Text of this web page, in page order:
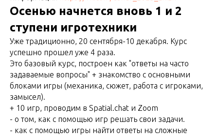
Осенью начнется вновь 1 и 2
ступени игротехники
Уже традиционно, 20 сентября-10 декабря. Курс
успешно прошел уже 4 раза.
Это базовый курс, построен как "ответы на часто
задаваемые вопросы" + знакомство с основными
блоками игры (механика, сюжет, работа с игроками,
замысел).
+ 10 игр, проводим в Spatial.chat и Zoom
- о том, как с помощью игр решать свои задачи.
- как с помощью игры найти ответы на сложные